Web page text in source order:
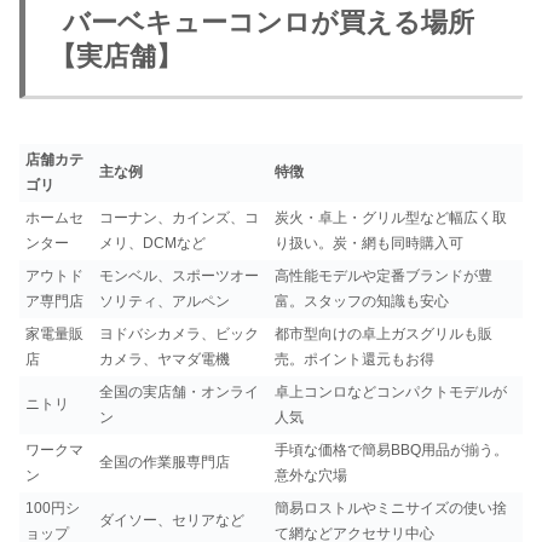
バーベキューコンロが買える場所
【実店舗】
店舗カテ
ゴリ
主な例 特徴
ホームセ
ンター
コーナン、カインズ、コ
メリ、DCMなど
炭火・卓上・グリル型など幅広く取
り扱い。炭・網も同時購入可
アウトド
ア専門店
モンベル、スポーツオー
ソリティ、アルペン
高性能モデルや定番ブランドが豊
富。スタッフの知識も安心
家電量販
店
ヨドバシカメラ、ビック
カメラ、ヤマダ電機
都市型向けの卓上ガスグリルも販
売。ポイント還元もお得
ニトリ
全国の実店舗・オンライ
ン
卓上コンロなどコンパクトモデルが
人気
ワークマ
ン
全国の作業服専門店
手頃な価格で簡易BBQ用品が揃う。
意外な穴場
100円シ
ョップ
ダイソー、セリアなど
簡易ロストルやミニサイズの使い捨
て網などアクセサリ中心